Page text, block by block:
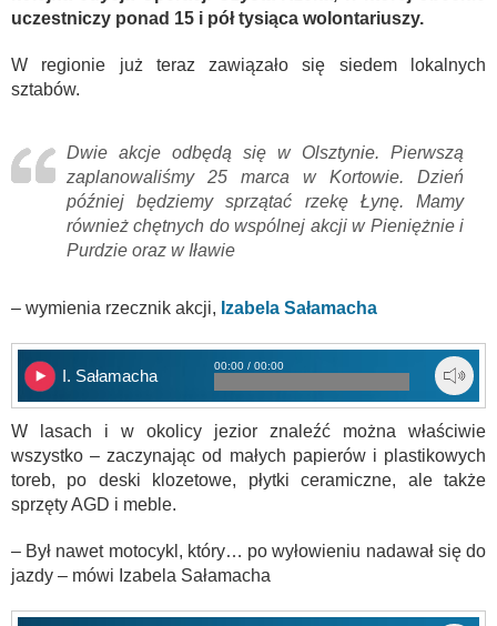
uczestniczy ponad 15 i pół tysiąca wolontariuszy.
W regionie już teraz zawiązało się siedem lokalnych
sztabów.
Dwie akcje odbędą się w Olsztynie. Pierwszą
zaplanowaliśmy 25 marca w Kortowie. Dzień
później będziemy sprzątać rzekę Łynę. Mamy
również chętnych do wspólnej akcji w Pieniężnie i
Purdzie oraz w Iławie
– wymienia rzecznik akcji, Izabela Sałamacha
I. Sałamacha
00:00 / 00:00
W lasach i w okolicy jezior znaleźć można właściwie
wszystko – zaczynając od małych papierów i plastikowych
toreb, po deski klozetowe, płytki ceramiczne, ale także
sprzęty AGD i meble.
– Był nawet motocykl, który… po wyłowieniu nadawał się do
jazdy – mówi Izabela Sałamacha